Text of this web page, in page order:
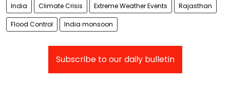
India Climate Crisis Extreme Weather Events Rajasthan
Flood Control India monsoon
Subscribe to our daily bulletin